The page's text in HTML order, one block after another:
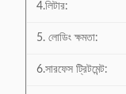
4.লিটার:
5. লোডিং ক্ষমতা:
6.সারফেস ট্রিটমেন্ট: